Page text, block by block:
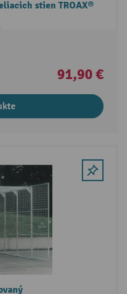
stien TROAX®
91,90 €